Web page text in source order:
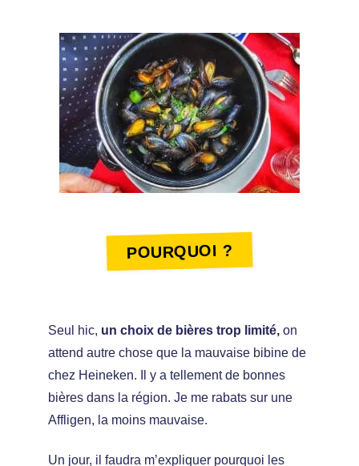
POURQUOI ?
Seul hic, un choix de bières trop limité, on
attend autre chose que la mauvaise bibine de
chez Heineken. Il y a tellement de bonnes
bières dans la région. Je me rabats sur une
Affligen, la moins mauvaise.
Un jour, il faudra m’expliquer pourquoi les